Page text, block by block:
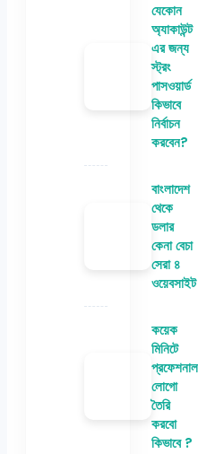
যেকোন
অ্যাকাউন্ট
এর জন্য
স্ট্রং
পাসওয়ার্ড
কিভাবে
নির্বাচন
করবেন?
বাংলাদেশ
থেকে
ডলার
কেনা বেচা
সেরা ৪
ওয়েবসাইট
কয়েক
মিনিটে
প্রফেশনাল
লোগো
তৈরি
করবো
কিভাবে ?